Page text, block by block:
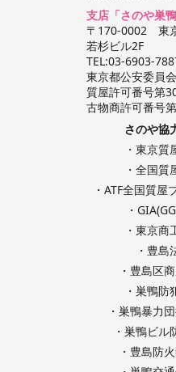
支店「さのや巣
〒170-0002 東
若杉ビル2F
TEL:03-6903-
東京都公安委員
質屋許可番号第
古物商許可番号
さのや協
・東京質
・全国質
・ATF全国質屋
・
・東京商
・豊島
・豊島区
・巣鴨防
・巣鴨暴力
・巣鴨ビル
・豊島防